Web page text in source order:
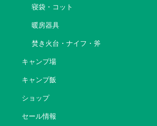
寝袋・コット
暖房器具
焚き火台・ナイフ・斧
キャンプ場
キャンプ飯
ショップ
セール情報